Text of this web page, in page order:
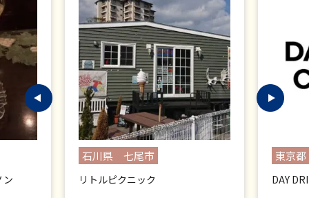
ン
石川県 七尾市
リトルピクニック
東京
DAY